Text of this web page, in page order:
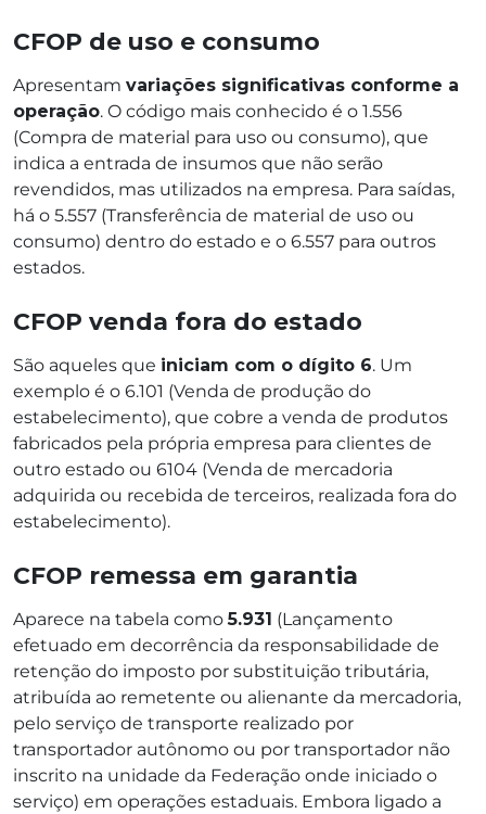
CFOP de uso e consumo
Apresentam variações significativas conforme a
operação. O código mais conhecido é o 1.556
(Compra de material para uso ou consumo), que
indica a entrada de insumos que não serão
revendidos, mas utilizados na empresa. Para saídas,
há o 5.557 (Transferência de material de uso ou
consumo) dentro do estado e o 6.557 para outros
estados.
CFOP venda fora do estado
São aqueles que iniciam com o dígito 6. Um
exemplo é o 6.101 (Venda de produção do
estabelecimento), que cobre a venda de produtos
fabricados pela própria empresa para clientes de
outro estado ou 6104 (Venda de mercadoria
adquirida ou recebida de terceiros, realizada fora do
estabelecimento).
CFOP remessa em garantia
Aparece na tabela como5.931 (Lançamento
efetuado em decorrência da responsabilidade de
retenção do imposto por substituição tributária,
atribuída ao remetente ou alienante da mercadoria,
pelo serviço de transporte realizado por
transportador autônomo ou por transportador não
inscrito na unidade da Federação onde iniciado o
serviço) em operações estaduais. Embora ligado a